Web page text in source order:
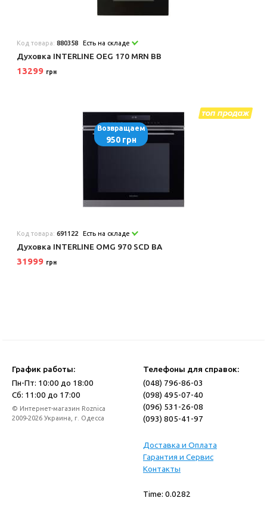
Код товара:880358 Есть на складе
Духовка INTERLINE OEG 170 MRN BB
13299 грн
Возвращаем
950 грн
Код товара:691122 Есть на складе
Духовка INTERLINE OMG 970 SCD BA
31999 грн
График работы:
Пн-Пт: 10:00 до 18:00
Сб: 11:00 до 17:00
© Интернет-магазин Roznica
2009-2026 Украина, г. Одесса
Телефоны для справок:
(048) 796-86-03
(098) 495-07-40
(096) 531-26-08
(093) 805-41-97
Доставка и Оплата
Гарантия и Сервис
Контакты
Time: 0.0282